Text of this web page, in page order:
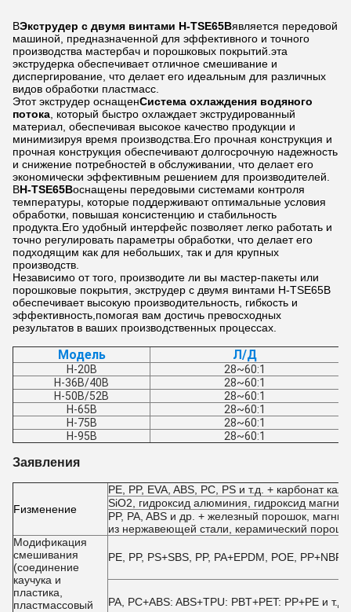
ВЭкструдер с двумя винтами H-TSE65Bявляется передовой
машиной, предназначенной для эффективного и точного
производства мастербач и порошковых покрытий.эта
экструдерка обеспечивает отличное смешивание и
диспергирование, что делает его идеальным для различных
видов обработки пластмасс.
Этот экструдер оснащенСистема охлаждения водяного
потока , который быстро охлаждает экструдированный
материал, обеспечивая высокое качество продукции и
минимизируя время производства.Его прочная конструкция и
прочная конструкция обеспечивают долгосрочную надежность
и снижение потребностей в обслуживании, что делает его
экономически эффективным решением для производителей.
ВH-TSE65Bоснащены передовыми системами контроля
температуры, которые поддерживают оптимальные условия
обработки, повышая консистенцию и стабильность
продукта.Его удобный интерфейс позволяет легко работать и
точно регулировать параметры обработки, что делает его
подходящим как для небольших, так и для крупных
производств.
Независимо от того, производите ли вы мастер-пакеты или
порошковые покрытия, экструдер с двумя винтами H-TSE65B
обеспечивает высокую производительность, гибкость и
эффективность,помогая вам достичь превосходных
результатов в ваших производственных процессах.
Модель Л/Д
H-20B
28~60:1
H-36B/40B
28~60:1
H-50B/52B
28~60:1
H-65B
28~60:1
H-75B
28~60:1
H-95B
28~60:1
Заявления
Fизменение
PE, PP, EVA, ABS, PC, PS и т.д. + карбонат
SiO2, гидроксид алюминия, гидроксид
PP, PA, ABS и др. + железный порошок,
из нержавеющей стали, керамический
Модификация
смешивания
(соединение
каучука и
пластика,
пластмассовый
PE, PP, PS+SBS, PP, PA+EPDM, POE,
PA, PC+ABS: ABS+TPU: PBT+PET: PP+PE и т.д.